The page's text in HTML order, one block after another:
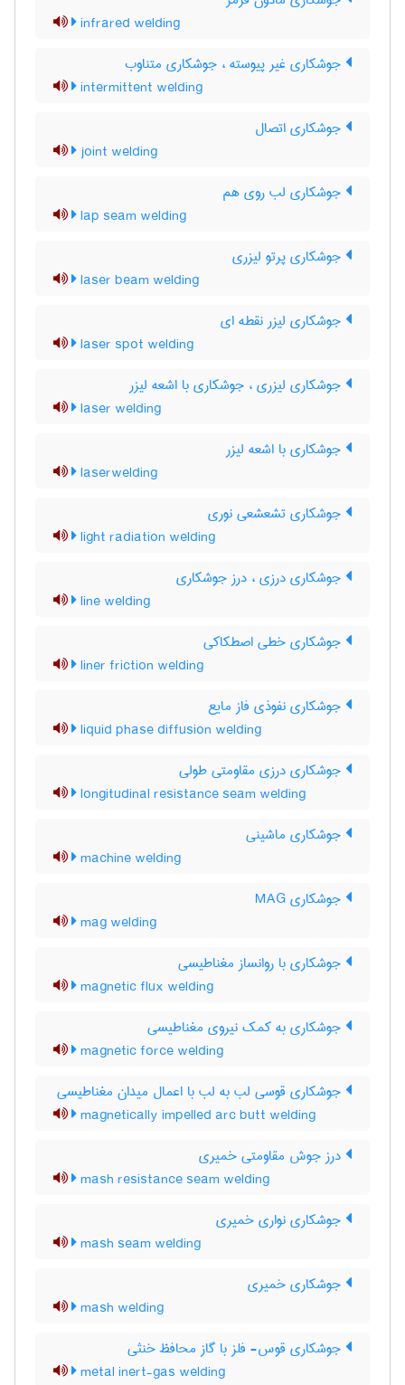
infrared welding
جوشکاری غیر پیوسته ، جوشکاری متناوب
intermittent welding
جوشکاری اتصال
joint welding
جوشکاری لب روی هم
lap seam welding
جوشکاری پرتو لیزری
laser beam welding
جوشکاری لیزر نقطه ای
laser spot welding
جوشکاری لیزری ، جوشکاری با اشعه لیزر
laser welding
جوشکاری با اشعه لیزر
laserwelding
جوشکاری تشعشعی نوری
light radiation welding
جوشکاری درزی ، درز جوشکاری
line welding
جوشکاری خطی اصطکاکی
liner friction welding
جوشکاری نفوذی فاز مایع
liquid phase diffusion welding
جوشکاری درزی مقاومتی طولی
longitudinal resistance seam welding
جوشکاری ماشینی
machine welding
جوشکاری MAG
mag welding
جوشکاری با روانساز مغناطیسی
magnetic flux welding
جوشکاری به کمک نیروی مغناطیسی
magnetic force welding
جوشکاری قوسی لب به لب با اعمال میدان مغناطیسی
magnetically impelled arc butt welding
درز جوش مقاومتی خمیری
mash resistance seam welding
جوشکاری نواری خمیری
mash seam welding
جوشکاری خمیری
mash welding
جوشکاری قوس- فلز با گاز محافظ خنثی
metal inert-gas welding